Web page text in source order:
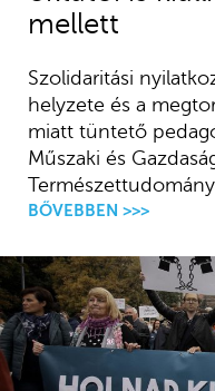
mellett
Szolidaritási
helyzete és a
miatt tüntető
Műszaki és
BŐVEBBEN >>>